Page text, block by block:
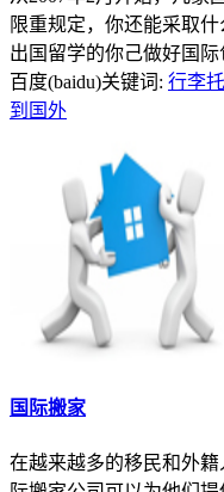
限重规定，你还能采取
出国留学的你己做好国
百度(baidu)关键词: 行李
到国外
国际搬家
在越来越多的移民和外